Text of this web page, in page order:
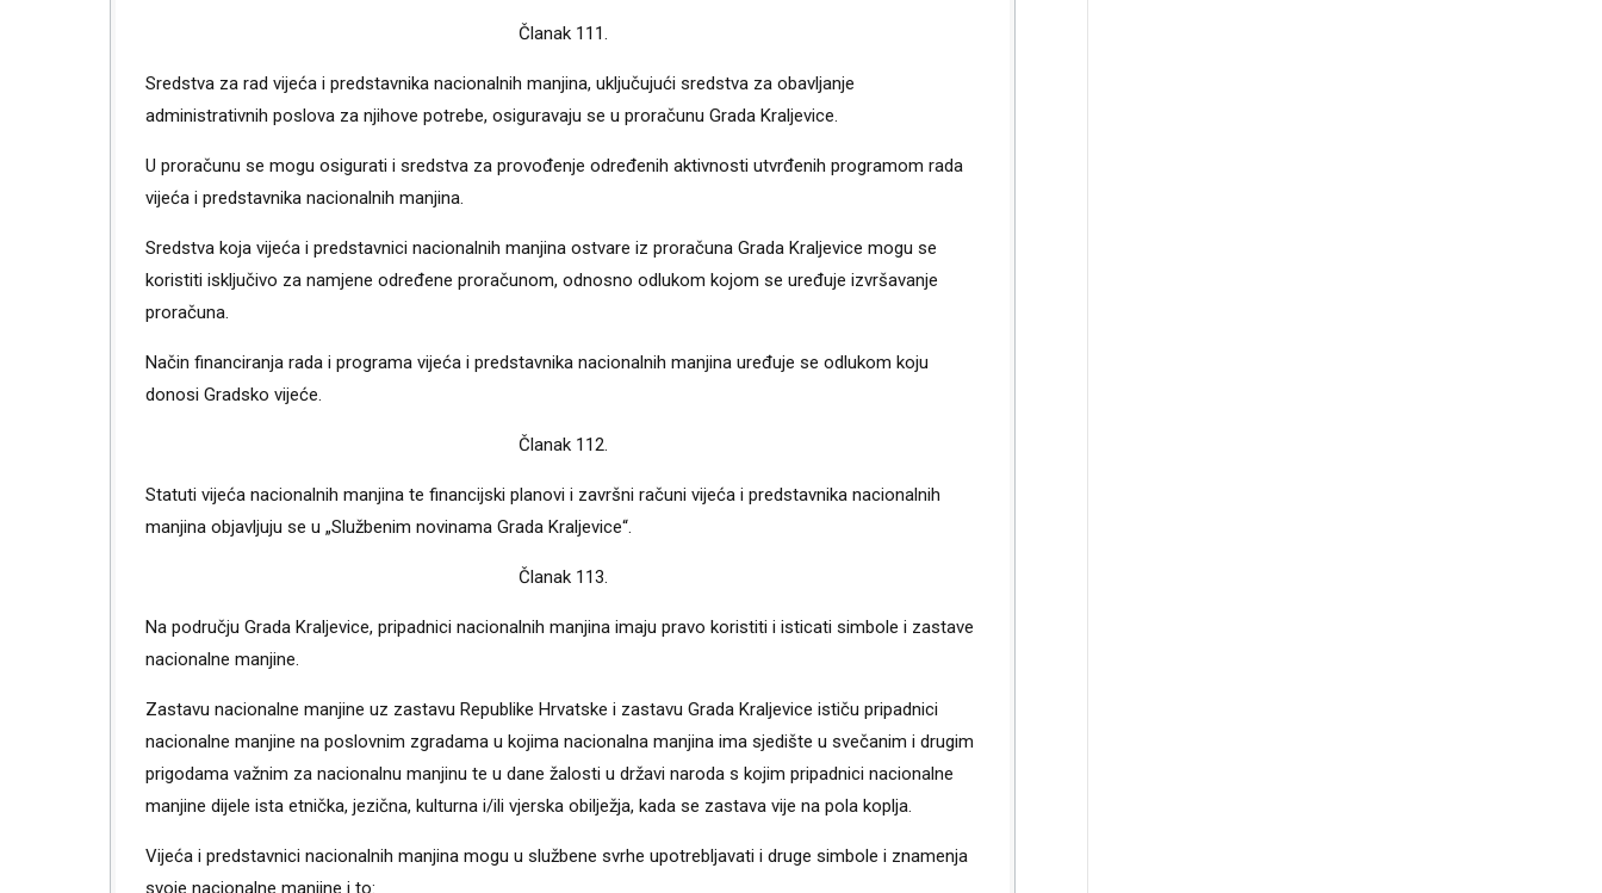
Članak 111.
Sredstva za rad vijeća i predstavnika nacionalnih manjina, uključujući sredstva za obavljanje
administrativnih poslova za njihove potrebe, osiguravaju se u proračunu Grada Kraljevice.
U proračunu se mogu osigurati i sredstva za provođenje određenih aktivnosti utvrđenih programom rada
vijeća i predstavnika nacionalnih manjina.
Sredstva koja vijeća i predstavnici nacionalnih manjina ostvare iz proračuna Grada Kraljevice mogu se
koristiti isključivo za namjene određene proračunom, odnosno odlukom kojom se uređuje izvršavanje
proračuna.
Način financiranja rada i programa vijeća i predstavnika nacionalnih manjina uređuje se odlukom koju
donosi Gradsko vijeće.
Članak 112.
Statuti vijeća nacionalnih manjina te financijski planovi i završni računi vijeća i predstavnika nacionalnih
manjina objavljuju se u „Službenim novinama Grada Kraljevice“.
Članak 113.
Na području Grada Kraljevice, pripadnici nacionalnih manjina imaju pravo koristiti i isticati simbole i zastave
nacionalne manjine.
Zastavu nacionalne manjine uz zastavu Republike Hrvatske i zastavu Grada Kraljevice ističu pripadnici
nacionalne manjine na poslovnim zgradama u kojima nacionalna manjina ima sjedište u svečanim i drugim
prigodama važnim za nacionalnu manjinu te u dane žalosti u državi naroda s kojim pripadnici nacionalne
manjine dijele ista etnička, jezična, kulturna i/ili vjerska obilježja, kada se zastava vije na pola koplja.
Vijeća i predstavnici nacionalnih manjina mogu u službene svrhe upotrebljavati i druge simbole i znamenja
svoje nacionalne manjine i to: